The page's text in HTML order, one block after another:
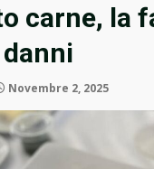
carne, la
Novembre 2, 2025